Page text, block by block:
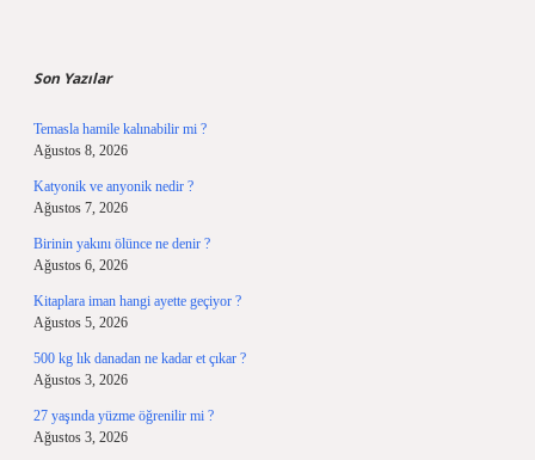
Son Yazılar
Temasla hamile kalınabilir mi ?
Ağustos 8, 2026
Katyonik ve anyonik nedir ?
Ağustos 7, 2026
Birinin yakını ölünce ne denir ?
Ağustos 6, 2026
Kitaplara iman hangi ayette geçiyor ?
Ağustos 5, 2026
500 kg lık danadan ne kadar et çıkar ?
Ağustos 3, 2026
27 yaşında yüzme öğrenilir mi ?
Ağustos 3, 2026